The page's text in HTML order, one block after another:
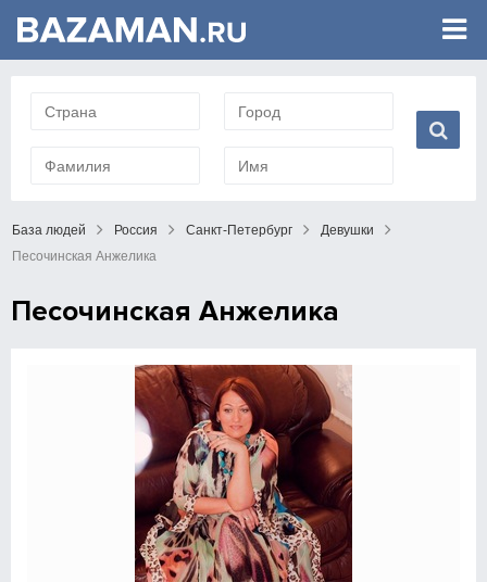
База людей Россия Санкт-Петербург
Девушки
Песочинская Анжелика
Песочинская Анжелика